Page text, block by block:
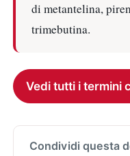
di metantelina,
trimebutina.
Vedi tutti i termini
Condividi questa